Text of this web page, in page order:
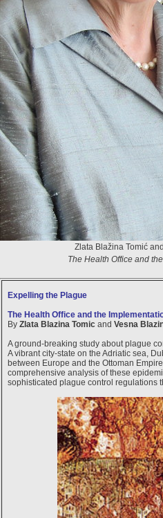
Zlata Blažina Tomić
The Health Office and
Expelling the Plague
The Health Office and the
By Zlata Blazina Tomic and Vesna
A ground-breaking study about plague
A vibrant city-state on the Adriatic sea,
between Europe and the Ottoman
comprehensive analysis of these
sophisticated plague control regulations